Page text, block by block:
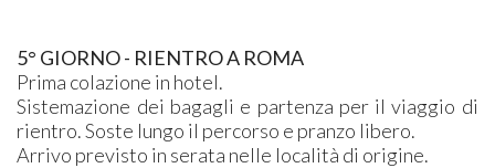
5° GIORNO - RIENTRO A ROMA
Prima colazione in hotel.
Sistemazione dei bagagli e partenza per il viaggio di
rientro. Soste lungo il percorso e pranzo libero.
Arrivo previsto in serata nelle località di origine.